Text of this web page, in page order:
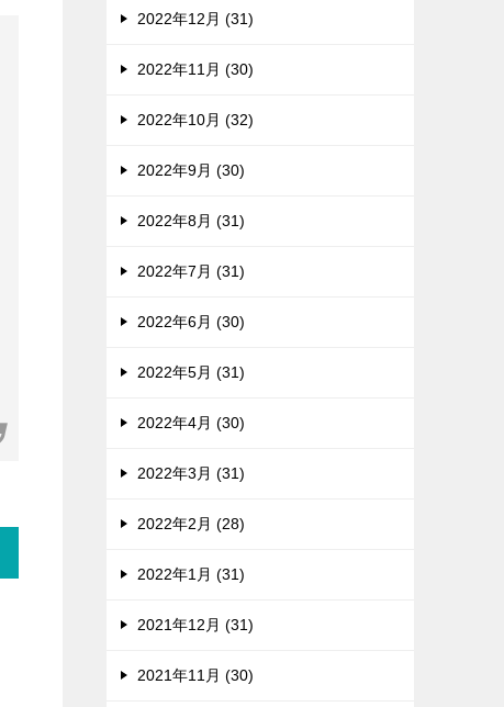
2022年12月 (31)
2022年11月 (30)
2022年10月 (32)
2022年9月 (30)
2022年8月 (31)
2022年7月 (31)
2022年6月 (30)
2022年5月 (31)
2022年4月 (30)
2022年3月 (31)
2022年2月 (28)
2022年1月 (31)
2021年12月 (31)
2021年11月 (30)